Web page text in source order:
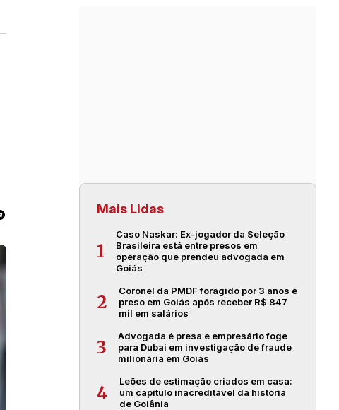
Mais Lidas
1
Caso Naskar: Ex-jogador da Seleção
Brasileira está entre presos em
operação que prendeu advogada em
Goiás
2
Coronel da PMDF foragido por 3 anos é
preso em Goiás após receber R$ 847
mil em salários
3
Advogada é presa e empresário foge
para Dubai em investigação de fraude
milionária em Goiás
4
Leões de estimação criados em casa:
um capítulo inacreditável da história
de Goiânia